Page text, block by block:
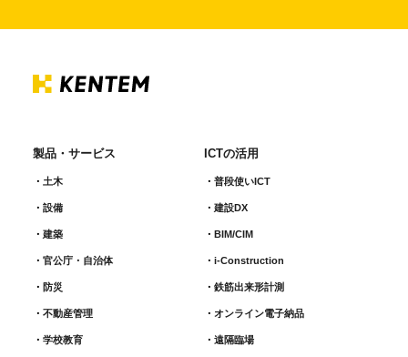
製品・サービス
土木
設備
建築
官公庁・自治体
防災
不動産管理
学校教育
ICTの活用
普段使いICT
建設DX
BIM/CIM
i-Construction
鉄筋出来形計測​
オンライン電子納品
遠隔臨場